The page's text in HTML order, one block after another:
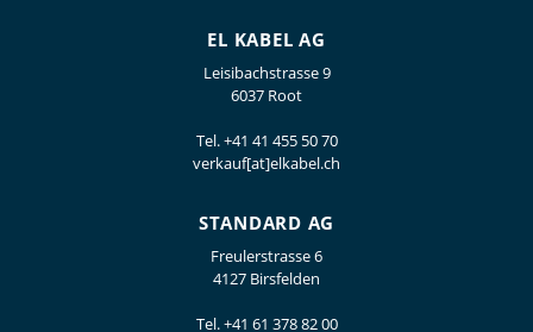
EL KABEL AG
Leisibachstrasse 9
6037 Root
Tel.+41 41 455 50 70
verkauf[at]elkabel.ch
STANDARD AG
Freulerstrasse 6
4127 Birsfelden
Tel.+41 61 378 82 00